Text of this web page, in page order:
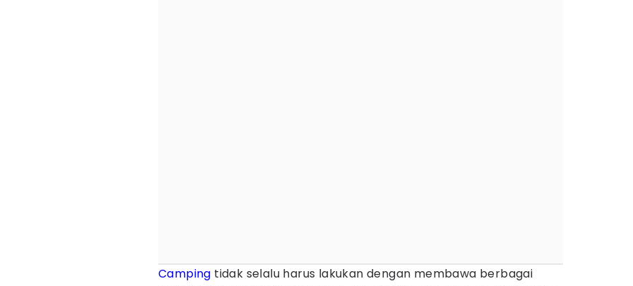
Camping tidak selalu harus lakukan dengan membawa berbagai